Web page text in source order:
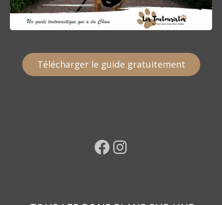
Télécharger le guide gratuitement
Facebook Instagram